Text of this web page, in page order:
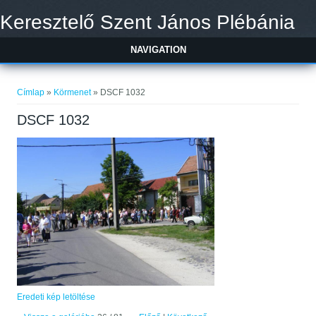
Keresztelő Szent János Plébánia
NAVIGATION
Címlap » Körmenet» DSCF 1032
DSCF 1032
Eredeti kép letöltése